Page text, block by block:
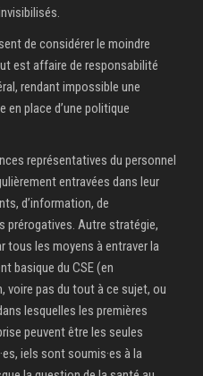
de considérer le moindre
est affaire de responsabilité
rendant impossible une
en place d’une politique
représentatives du personnel
entravées dans leur
d’information, de
prérogatives. Autre stratégie,
tous les moyens à entraver la
basique du CSE (en
voire pas du tout à ce sujet, ou
lesquelles les premières
peuvent être les seules
iels sont soumis·es à la